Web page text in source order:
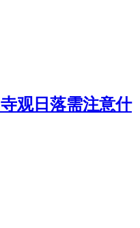
观日落需注意什